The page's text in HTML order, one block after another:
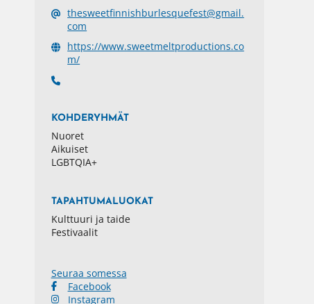
thesweetfinnishburlesquefest@gmail.
com
https://www.sweetmeltproductions.co
m/
KOHDERYHMÄT
Nuoret
Aikuiset
LGBTQIA+
TAPAHTUMALUOKAT
Kulttuuri ja taide
Festivaalit
Seuraa somessa
Facebook
Instagram